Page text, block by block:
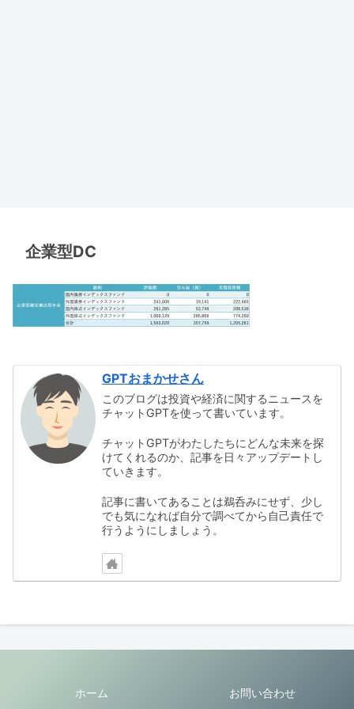
企業型DC
GPTおまかせさん
このブログは投資や経済に関するニュースを
チャットGPTを使って書いています。
チャットGPTがわたしたちにどんな未来を探
けてくれるのか、記事を日々アップデートし
ていきます。
記事に書いてあることは鵜呑みにせず、少し
でも気になれば自分で調べてから自己責任で
行うようにしましょう。
ホーム お問い合わせ